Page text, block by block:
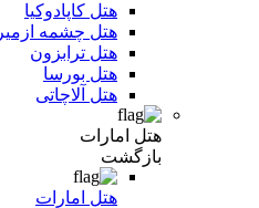
هتل کاپادوکیا
هتل چشمه ازمیر
هتل ترابزون
هتل بورسا
هتل آلاچاتی
هتل امارات
بازگشت
هتل امارات